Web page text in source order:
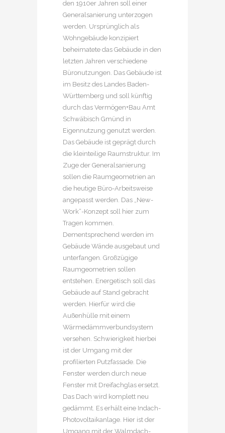
den 1910er Jahren soll einer
Generalsanierung unterzogen
werden. Ursprünglich als
Wohngebäude konzipiert
beheimatete das Gebäude in den
letzten Jahren verschiedene
Büronutzungen. Das Gebäude ist
im Besitz des Landes Baden-
Württemberg und soll künftig
durch das Vermögen+Bau Amt
Schwäbisch Gmünd in
Eigennutzung genutzt werden.
Das Gebäude ist geprägt durch
die kleinteilige Raumstruktur. Im
Zuge der Generalsanierung
sollen die Raumgeometrien an
die heutige Büro-Arbeitsweise
angepasst werden. Das „New-
Work“-Konzept soll hier zum
Tragen kommen.
Dementsprechend werden im
Gebäude Wände ausgebaut und
unterfangen. Großzügige
Raumgeometrien sollen
entstehen. Energetisch soll das
Gebäude auf Stand gebracht
werden. Hierfür wird die
Außenhülle mit einem
Wärmedämmverbundsystem
versehen. Schwierigkeit hierbei
ist der Umgang mit der
profilierten Putzfassade. Die
Fenster werden durch neue
Fenster mit Dreifachglas ersetzt.
Das Dach wird komplett neu
gedämmt. Es erhält eine Indach-
Photovoltaikanlage. Hier ist der
Umgang mit der Walmdach-